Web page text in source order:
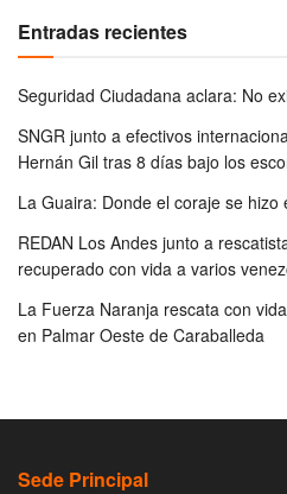
Entradas recientes
Seguridad Ciudadana aclara: No
SNGR junto a efectivos
Hernán Gil tras 8 días bajo los
La Guaira: Donde el coraje se hizo
REDAN Los Andes junto a
recuperado con vida a varios
La Fuerza Naranja rescata con
en Palmar Oeste de Caraballeda
Sede Principal